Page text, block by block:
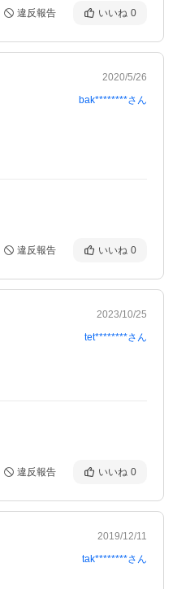
違反報告 いいね 0
2020/5/26
bak********さん
違反報告 いいね 0
2023/10/25
tet********さん
違反報告 いいね 0
2019/12/11
tak********さん